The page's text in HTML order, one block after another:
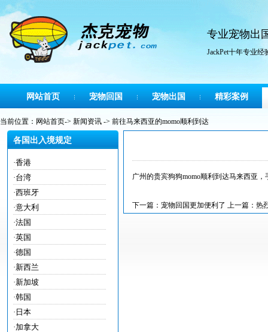
专业宠物出
JackPet十年专业
网站首页 宠物回国 宠物出国 精彩案例
当前位置： 网站首页-> 新闻资讯 -> 前往马来西亚的momo顺利到达
各国出入境规定
·香港
·台湾
·西班牙
·意大利
·法国
·英国
·德国
·新西兰
·新加坡
·韩国
· 日本
·加拿大
广州的贵宾狗狗momo顺利到达马来西亚
下一篇： 宠物回国更加便利了 上一篇： 热